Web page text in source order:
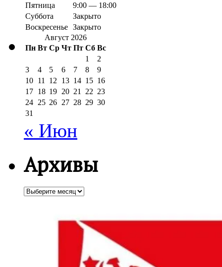
Пятница
9:00 — 18:00
Суббота
Закрыто
Воскресенье Закрыто
Август 2026
Пн Вт Ср Чт Пт Сб Вс
1
2
3
4 5 6 7 8
9
10 11 12 13 14 15 16
17 18 19 20 21 22 23
24 25 26 27 28 29 30
31
« Июн
Архивы
Архивы